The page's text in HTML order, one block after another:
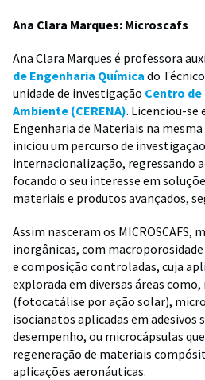
Ana Clara Marques: Microscafs
Ana Clara Marques é professora
de Engenharia Química do
unidade de investigação Centro
Ambiente (CERENA). Licenciou-se
Engenharia de Materiais na
iniciou um percurso de
internacionalização, regressando
focando o seu interesse em
materiais e produtos avançados,
Assim nasceram os MICROSCAFS,
inorgânicas, com
e composição controladas, cuja
explorada em diversas áreas
(fotocatálise por ação solar),
isocianatos aplicadas em adesivos
desempenho, ou microcápsulas
regeneração de materiais
aplicações aeronáuticas.